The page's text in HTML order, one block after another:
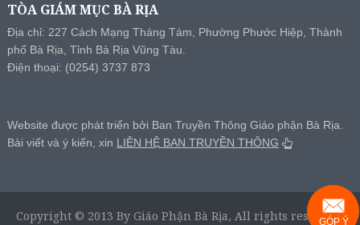
TÒA GIÁM MỤC BÀ RỊA
Địa chỉ: 227 Cách Mạng Tháng Tám, Phường Phước Hiệp, Thành
phố Bà Rịa, Tỉnh Bà Rịa Vũng Tàu.
Điện thoại: (0254) 3737 873
Website được phát triển bởi Ban Truyền Thông Giáo phận Bà Rịa.
Bài viết và ý kiến, xin LIÊN HỆ BAN TRUYỀN THÔNG
Copyright © 2013 By Giáo Phận Bà Rịa, All rights reserved.
GÓP Ý